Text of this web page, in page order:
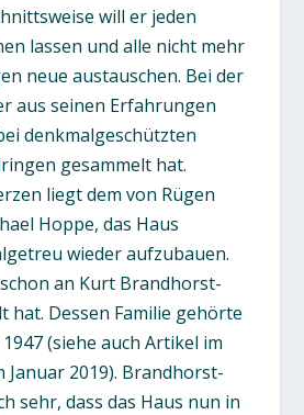
will er jeden
lassen und alle nicht mehr
neue austauschen. Bei der
aus seinen Erfahrungen
denkmalgeschützten
gesammelt hat.
liegt dem von Rügen
Hoppe, das Haus
wieder aufzubauen.
an Kurt Brandhorst-
hat. Dessen Familie gehörte
(siehe auch Artikel im
Januar 2019). Brandhorst-
sehr, dass das Haus nun in